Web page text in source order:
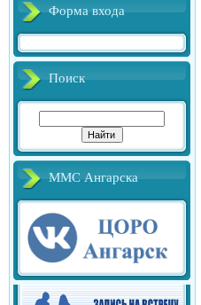
Форма входа
Поиск
ММС Ангарска